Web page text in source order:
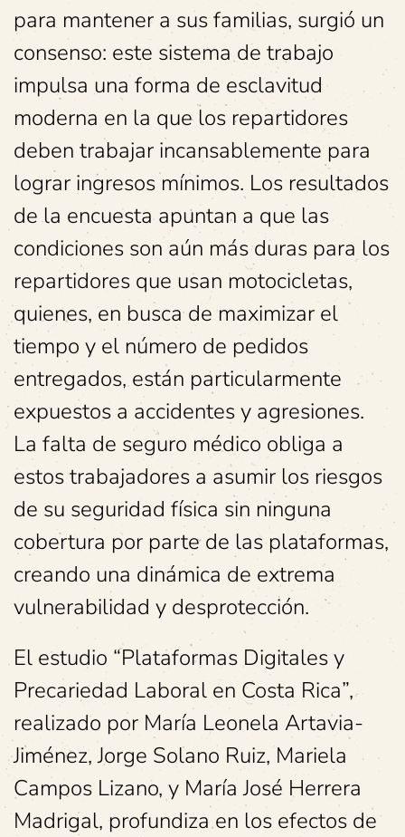
para mantener a sus familias, surgió un
consenso: este sistema de trabajo
impulsa una forma de esclavitud
moderna en la que los repartidores
deben trabajar incansablemente para
lograr ingresos mínimos. Los resultados
de la encuesta apuntan a que las
condiciones son aún más duras para los
repartidores que usan motocicletas,
quienes, en busca de maximizar el
tiempo y el número de pedidos
entregados, están particularmente
expuestos a accidentes y agresiones.
La falta de seguro médico obliga a
estos trabajadores a asumir los riesgos
de su seguridad física sin ninguna
cobertura por parte de las plataformas,
creando una dinámica de extrema
vulnerabilidad y desprotección.
El estudio “Plataformas Digitales y
Precariedad Laboral en Costa Rica”,
realizado por María Leonela Artavia-
Jiménez, Jorge Solano Ruiz, Mariela
Campos Lizano, y María José Herrera
Madrigal, profundiza en los efectos de